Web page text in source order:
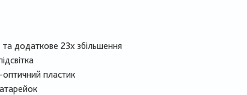
та додаткове 23х збільшення
оптичний пластик